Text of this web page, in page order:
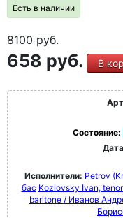
Есть в наличии
8100руб.
658 руб. В
Состояние:
Исполнители: Petrov
бас Kozlovsky Ivan,
baritone / Иванов